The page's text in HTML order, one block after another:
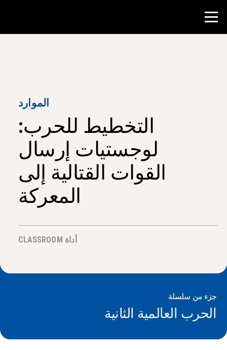
أدوات الفصل الدراسي
تدريس مهارات البحث
شارك
الموارد
التخطيط للحرب:
لوجستيات إرسال
القوات القتالية إلى
المعركة
أداة CLASSROOM
جزء من سلسلة
الحرب العالمية الثانية